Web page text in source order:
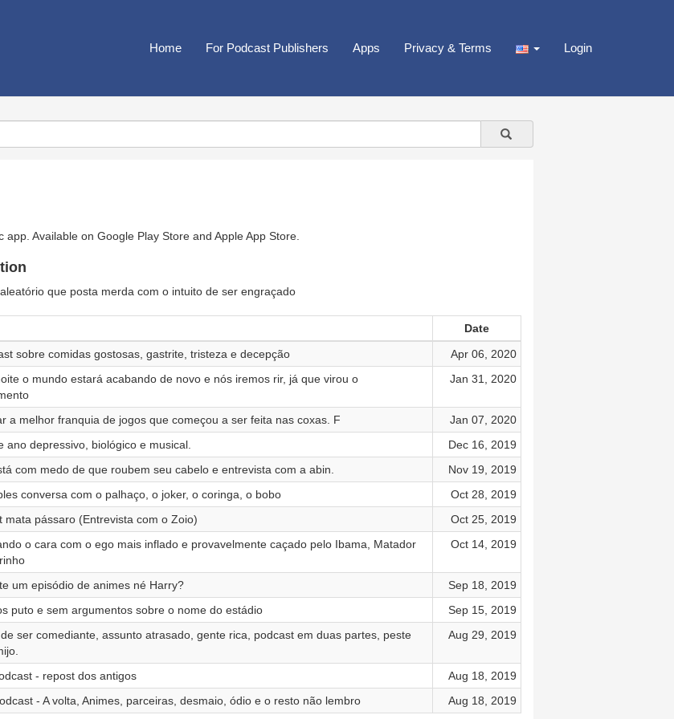
Home For Podcast Publishers Apps Privacy & Terms Login
app. Available on Google Play Store and Apple App Store
que posta merda com o intuito de ser engraçado
Date
sobre comidas gostosas, gastrite, tristeza e decepção
Apr 06, 2020
o mundo estará acabando de novo e nós iremos rir, já que virou o
Jan 31, 2020
a melhor franquia de jogos que começou a ser feita nas coxas. F
Jan 07, 2020
ano depressivo, biológico e musical.
Dec 16, 2019
com medo de que roubem seu cabelo e entrevista com a abin.
Nov 19, 2019
conversa com o palhaço, o joker, o coringa, o bobo
Oct 28, 2019
mata pássaro (Entrevista com o Zoio)
Oct 25, 2019
o cara com o ego mais inflado e provavelmente caçado pelo Ibama, Matador
Oct 14, 2019
um episódio de animes né Harry?
Sep 18, 2019
puto e sem argumentos sobre o nome do estádio
Sep 15, 2019
ser comediante, assunto atrasado, gente rica, podcast em duas partes, peste
Aug 29, 2019
- repost dos antigos
Aug 18, 2019
- A volta, Animes, parceiras, desmaio, ódio e o resto não lembro
Aug 18, 2019